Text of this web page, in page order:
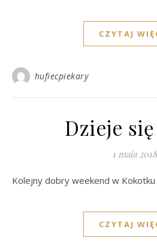
CZYTAJ
hufiecpiekary
Dzieje się
1 maja 2018
Kolejny dobry weekend w Kokotku
CZYTAJ